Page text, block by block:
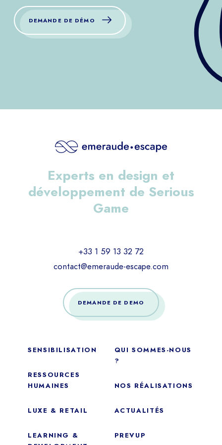
DEMANDE DE DÉMO
Experts en design et
développement de Serious
Game
+33 1 59 13 32 72
contact@emeraude-escape.com
DEMANDE DE DEMO
SENSIBILISATION
RESSOURCES
HUMAINES
LUXE & RETAIL
LEARNING &
QUI SOMMES-NOUS
?
NOS RÉALISATIONS
ACTUALITÉS
PREVUP